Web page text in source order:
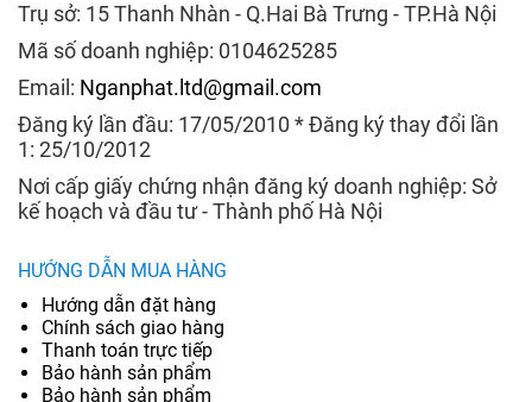
Trụ sở: 15 Thanh Nhàn - Q.Hai Bà Trưng - TP.Hà Nội
Mã số doanh nghiệp: 0104625285
Email: Nganphat.ltd@gmail.com
Đăng ký lần đầu: 17/05/2010 * Đăng ký thay đổi lần
1: 25/10/2012
Nơi cấp giấy chứng nhận đăng ký doanh nghiệp: Sở
kế hoạch và đầu tư - Thành phố Hà Nội
HƯỚNG DẪN MUA HÀNG
Hướng dẫn đặt hàng
Chính sách giao hàng
Thanh toán trực tiếp
Bảo hành sản phẩm
Bảo hành sản phẩm